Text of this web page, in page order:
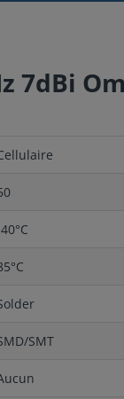
7dBi
SMT